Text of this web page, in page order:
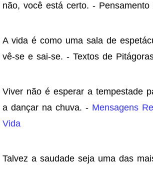
não, você está certo. - Pensamento
A vida é como uma sala de
vê-se e sai-se. - Textos de
Viver não é esperar a tempestade
a dançar na chuva. - Mensagens
Vida
Talvez a saudade seja uma das